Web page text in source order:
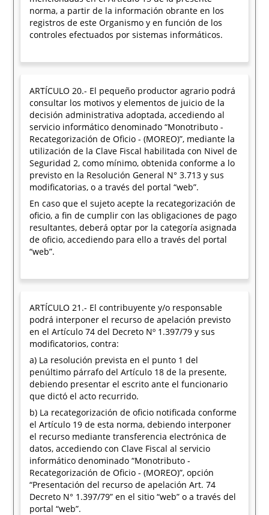
norma, a partir de la información obrante en los
registros de este Organismo y en función de los
controles efectuados por sistemas informáticos.
ARTÍCULO 20.- El pequeño productor agrario podrá
consultar los motivos y elementos de juicio de la
decisión administrativa adoptada, accediendo al
servicio informático denominado “Monotributo -
Recategorización de Oficio - (MOREO)”, mediante la
utilización de la Clave Fiscal habilitada con Nivel de
Seguridad 2, como mínimo, obtenida conforme a lo
previsto en la Resolución General N° 3.713 y sus
modificatorias, o a través del portal “web”.
En caso que el sujeto acepte la recategorización de
oficio, a fin de cumplir con las obligaciones de pago
resultantes, deberá optar por la categoría asignada
de oficio, accediendo para ello a través del portal
“web”.
ARTÍCULO 21.- El contribuyente y/o responsable
podrá interponer el recurso de apelación previsto
en el Artículo 74 del Decreto Nº 1.397/79 y sus
modificatorios, contra:
a) La resolución prevista en el punto 1 del
penúltimo párrafo del Artículo 18 de la presente,
debiendo presentar el escrito ante el funcionario
que dictó el acto recurrido.
b) La recategorización de oficio notificada conforme
el Artículo 19 de esta norma, debiendo interponer
el recurso mediante transferencia electrónica de
datos, accediendo con Clave Fiscal al servicio
informático denominado “Monotributo -
Recategorización de Oficio - (MOREO)”, opción
“Presentación del recurso de apelación Art. 74
Decreto N° 1.397/79” en el sitio “web” o a través del
portal “web”.